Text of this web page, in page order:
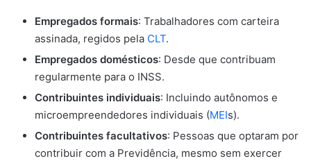
Empregados formais: Trabalhadores com carteira
assinada, regidos pela CLT.
Empregados domésticos: Desde que contribuam
regularmente para o INSS.
Contribuintes individuais: Incluindo autônomos e
microempreendedores individuais (MEIs).
Contribuintes facultativos: Pessoas que optaram por
contribuir com a Previdência, mesmo sem exercer